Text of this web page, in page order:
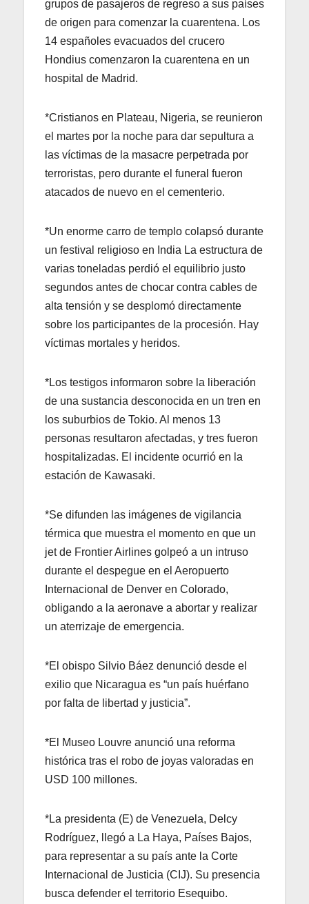
grupos de pasajeros de regreso a sus países
de origen para comenzar la cuarentena. Los
14 españoles evacuados del crucero
Hondius comenzaron la cuarentena en un
hospital de Madrid.
*Cristianos en Plateau, Nigeria, se reunieron
el martes por la noche para dar sepultura a
las víctimas de la masacre perpetrada por
terroristas, pero durante el funeral fueron
atacados de nuevo en el cementerio.
*Un enorme carro de templo colapsó durante
un festival religioso en India La estructura de
varias toneladas perdió el equilibrio justo
segundos antes de chocar contra cables de
alta tensión y se desplomó directamente
sobre los participantes de la procesión. Hay
víctimas mortales y heridos.
*Los testigos informaron sobre la liberación
de una sustancia desconocida en un tren en
los suburbios de Tokio. Al menos 13
personas resultaron afectadas, y tres fueron
hospitalizadas. El incidente ocurrió en la
estación de Kawasaki.
*Se difunden las imágenes de vigilancia
térmica que muestra el momento en que un
jet de Frontier Airlines golpeó a un intruso
durante el despegue en el Aeropuerto
Internacional de Denver en Colorado,
obligando a la aeronave a abortar y realizar
un aterrizaje de emergencia.
*El obispo Silvio Báez denunció desde el
exilio que Nicaragua es “un país huérfano
por falta de libertad y justicia”.
*El Museo Louvre anunció una reforma
histórica tras el robo de joyas valoradas en
USD 100 millones.
*La presidenta (E) de Venezuela, Delcy
Rodríguez, llegó a La Haya, Países Bajos,
para representar a su país ante la Corte
Internacional de Justicia (CIJ). Su presencia
busca defender el territorio Esequibo.